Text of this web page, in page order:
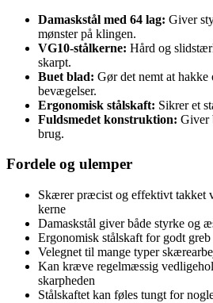
Damaskstål med 64 lag: Giver
mønster på klingen.
VG10-stålkerne: Hård og
skarpt.
Buet blad: Gør det nemt at hakke
bevægelser.
Ergonomisk stålskaft: Sikrer et
Fuldsmedet konstruktion: Giver
brug.
Fordele og ulemper
Skærer præcist og effektivt takket
kerne
Damaskstål giver både styrke og
Ergonomisk stålskaft for godt greb
Velegnet til mange typer
Kan kræve regelmæssig
skarpheden
Stålskaftet kan føles tungt for